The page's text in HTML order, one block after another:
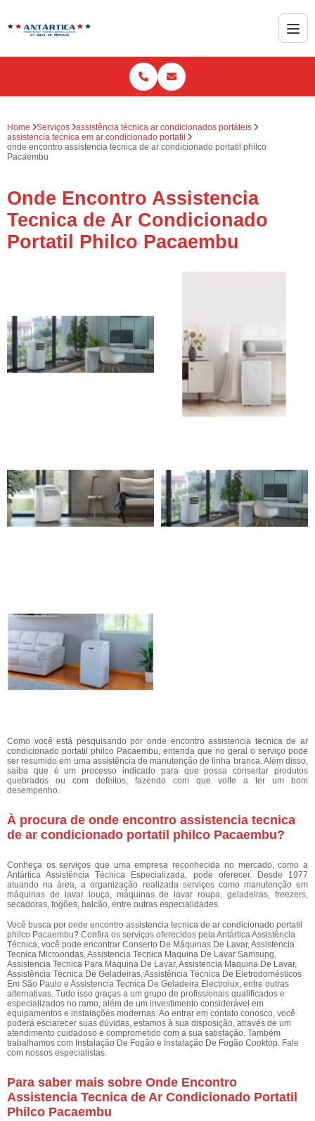
Home Serviços
assistência técnica ar condicionados portáteis
assistencia tecnica em ar condicionado portatil
onde encontro assistencia tecnica de ar condicionado portatil philco
Pacaembu
Onde Encontro Assistencia
Tecnica de Ar Condicionado
Portatil Philco Pacaembu
Como você está pesquisando por onde encontro assistencia tecnica de ar
condicionado portatil philco Pacaembu, entenda que no geral o serviço pode
ser resumido em uma assistência de manutenção de linha branca. Além disso,
saiba que é um processo indicado para que possa consertar produtos
quebrados ou com defeitos, fazendo com que volte a ter um bom
desempenho.
À procura de onde encontro assistencia tecnica
de ar condicionado portatil philco Pacaembu?
Conheça os serviços que uma empresa reconhecida no mercado, como a
Antártica Assistência Técnica Especializada, pode oferecer. Desde 1977
atuando na área, a organização realizada serviços como manutenção em
máquinas de lavar louça, máquinas de lavar roupa, geladeiras, freezers,
secadoras, fogões, balcão, entre outras especialidades.
Você busca por onde encontro assistencia tecnica de ar condicionado portatil
philco Pacaembu? Confira os serviços oferecidos pela Antártica Assistência
Técnica, você pode encontrar Conserto De Máquinas De Lavar, Assistencia
Tecnica Microondas, Assistencia Tecnica Maquina De Lavar Samsung,
Assistencia Tecnica Para Maquina De Lavar, Assistencia Maquina De Lavar,
Assistência Técnica De Geladeiras, Assistência Técnica De Eletrodomésticos
Em São Paulo e Assistencia Tecnica De Geladeira Electrolux, entre outras
alternativas. Tudo isso graças a um grupo de profissionais qualificados e
especializados no ramo, além de um investimento considerável em
equipamentos e instalações modernas. Ao entrar em contato conosco, você
poderá esclarecer suas dúvidas, estamos à sua disposição, através de um
atendimento cuidadoso e comprometido com a sua satisfação. Também
trabalhamos com Instalação De Fogão e Instalação De Fogão Cooktop. Fale
com nossos especialistas.
Para saber mais sobre Onde Encontro
Assistencia Tecnica de Ar Condicionado Portatil
Philco Pacaembu